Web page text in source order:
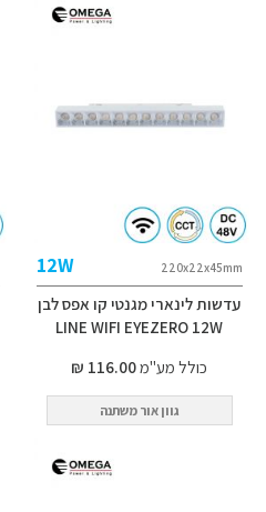
220x22x45mm
12W
עדשות לינארי מגנטי קו אפס לבן
LINE WIFI EYEZERO 12W
כולל מע"מ116.00 ₪
גוון אור משתנה